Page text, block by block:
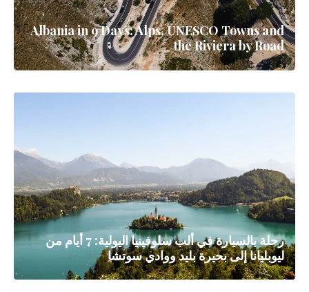
Albania in 9 Days: Alps, UNESCO Towns and
the Riviera by Road
رحلة بالسيارة في ألب سلوفينيا اليولية: 7 أيام من
ليوبليانا إلى بحيرة بليد ووادي سوتشا